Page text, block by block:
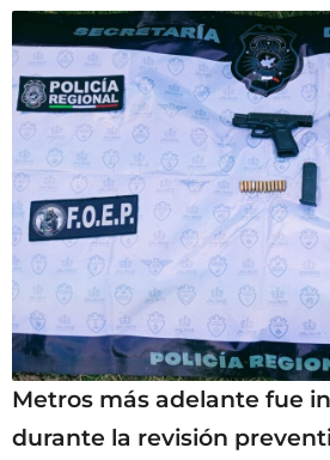
Metros más adelante fue
durante la revisión